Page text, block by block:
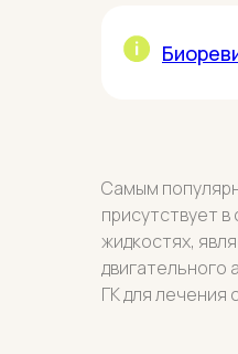
Самым
присутствует
жидкостях,
двигательного
ГК для лечения